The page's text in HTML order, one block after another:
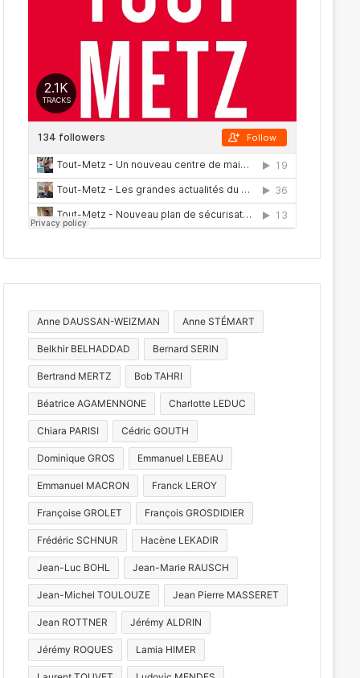
Anne DAUSSAN-WEIZMAN Anne STÉMART
Belkhir BELHADDAD Bernard SERIN
Bertrand MERTZ Bob TAHRI
Béatrice AGAMENNONE Charlotte LEDUC
Chiara PARISI Cédric GOUTH
Dominique GROS Emmanuel LEBEAU
Emmanuel MACRON Franck LEROY
Françoise GROLET François GROSDIDIER
Frédéric SCHNUR Hacène LEKADIR
Jean-Luc BOHL Jean-Marie RAUSCH
Jean-Michel TOULOUZE Jean Pierre MASSERET
Jean ROTTNER Jérémy ALDRIN
Jérémy ROQUES Lamia HIMER